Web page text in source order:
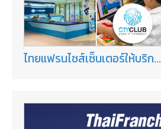
ไทยแฟรนไชส์เซ็นเตอร์ให้บริก...